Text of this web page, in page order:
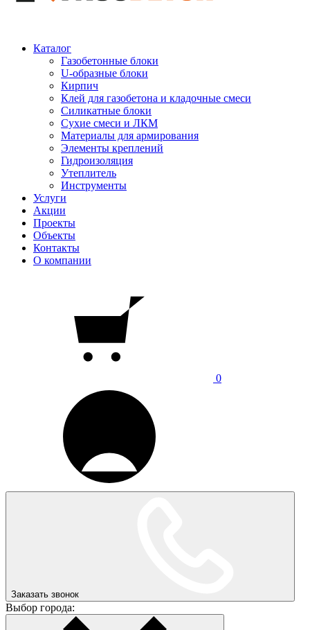
Каталог
Газобетонные блоки
U-образные блоки
Кирпич
Клей для газобетона и кладочные смеси
Силикатные блоки
Сухие смеси и ЛКМ
Материалы для армирования
Элементы креплений
Гидроизоляция
Утеплитель
Инструменты
Услуги
Акции
Проекты
Объекты
Контакты
О компании
0
Заказать звонок
Выбор города: